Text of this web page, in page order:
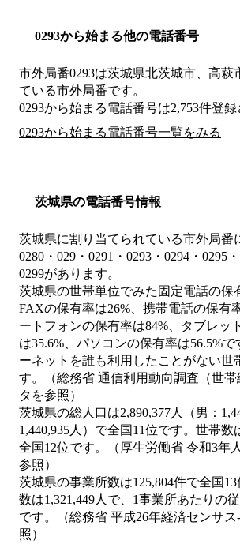
0293から始まる他の電話番号
市外局番0293は茨城県北茨城市、高萩
ている市外局番です。
0293から始まる電話番号は2,753件登録
0293から始まる電話番号一覧をみる
茨城県の電話番号情報
茨城県に割り当てられている市外局番
0280・029・0291・0293・0294・0295
0299があります。
茨城県の世帯単位でみた固定電話の保
FAXの保有率は26%、携帯電話の保有
ートフォンの保有率は84%、タブレッ
は35.6%、パソコンの保有率は56.5%
ーネットを誰も利用したことがない世
す。（総務省 通信利用動向調査（世
タを参照）
茨城県の総人口は2,890,377人（男：
1,440,935人）で全国11位です。世帯数
全国12位です。（厚生労働省 令和3年
参照）
茨城県の事業所数は125,804件で全国
数は1,321,449人で、1事業所あたりの
です。（総務省 平成26年経済センサス
照）